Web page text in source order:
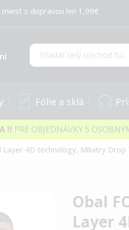
s dopravou len 1,99€
Hľadať
Fólie a sklá
!! PRE OBJEDNÁVKY S
Layer 4D technology, Miliatry
Obal
Layer